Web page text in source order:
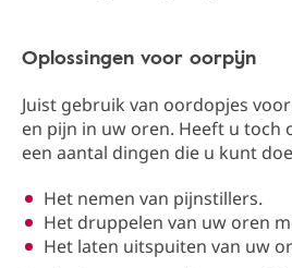
Oplossingen voor oorpijn
Juist gebruik van oordopjes
en pijn in uw oren. Heeft u toch
een aantal dingen die u kunt
Het nemen van pijnstillers.
Het druppelen van uw oren
Het laten uitspuiten van uw